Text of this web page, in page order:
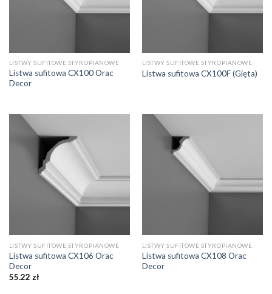
LISTWY SUFITOWE STYROPIANOWE
Listwa sufitowa CX100 Orac
Decor
LISTWY SUFITOWE STYROPIANOWE
Listwa sufitowa CX100F (Gięta)
LISTWY SUFITOWE STYROPIANOWE
Listwa sufitowa CX106 Orac
Decor
55.22 zł
LISTWY SUFITOWE STYROPIANOWE
Listwa sufitowa CX108 Orac
Decor